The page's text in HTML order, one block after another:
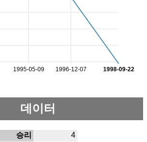
1995-05-09 1996-12-07 1998-09-22
데이터
승리
4